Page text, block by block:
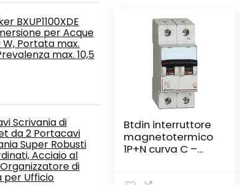
BXUP1100XDE
per Acque
W, Portata max.
max. 10,5
Scrivania di
da 2 Portacavi
Super Robusti
Acciaio al
di
per Ufficio
Btdin interruttore
magnetotermico
1P+N curva C –